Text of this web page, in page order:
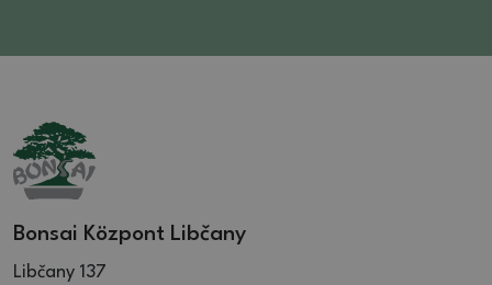
Bonsai Központ Libčany
Libčany 137